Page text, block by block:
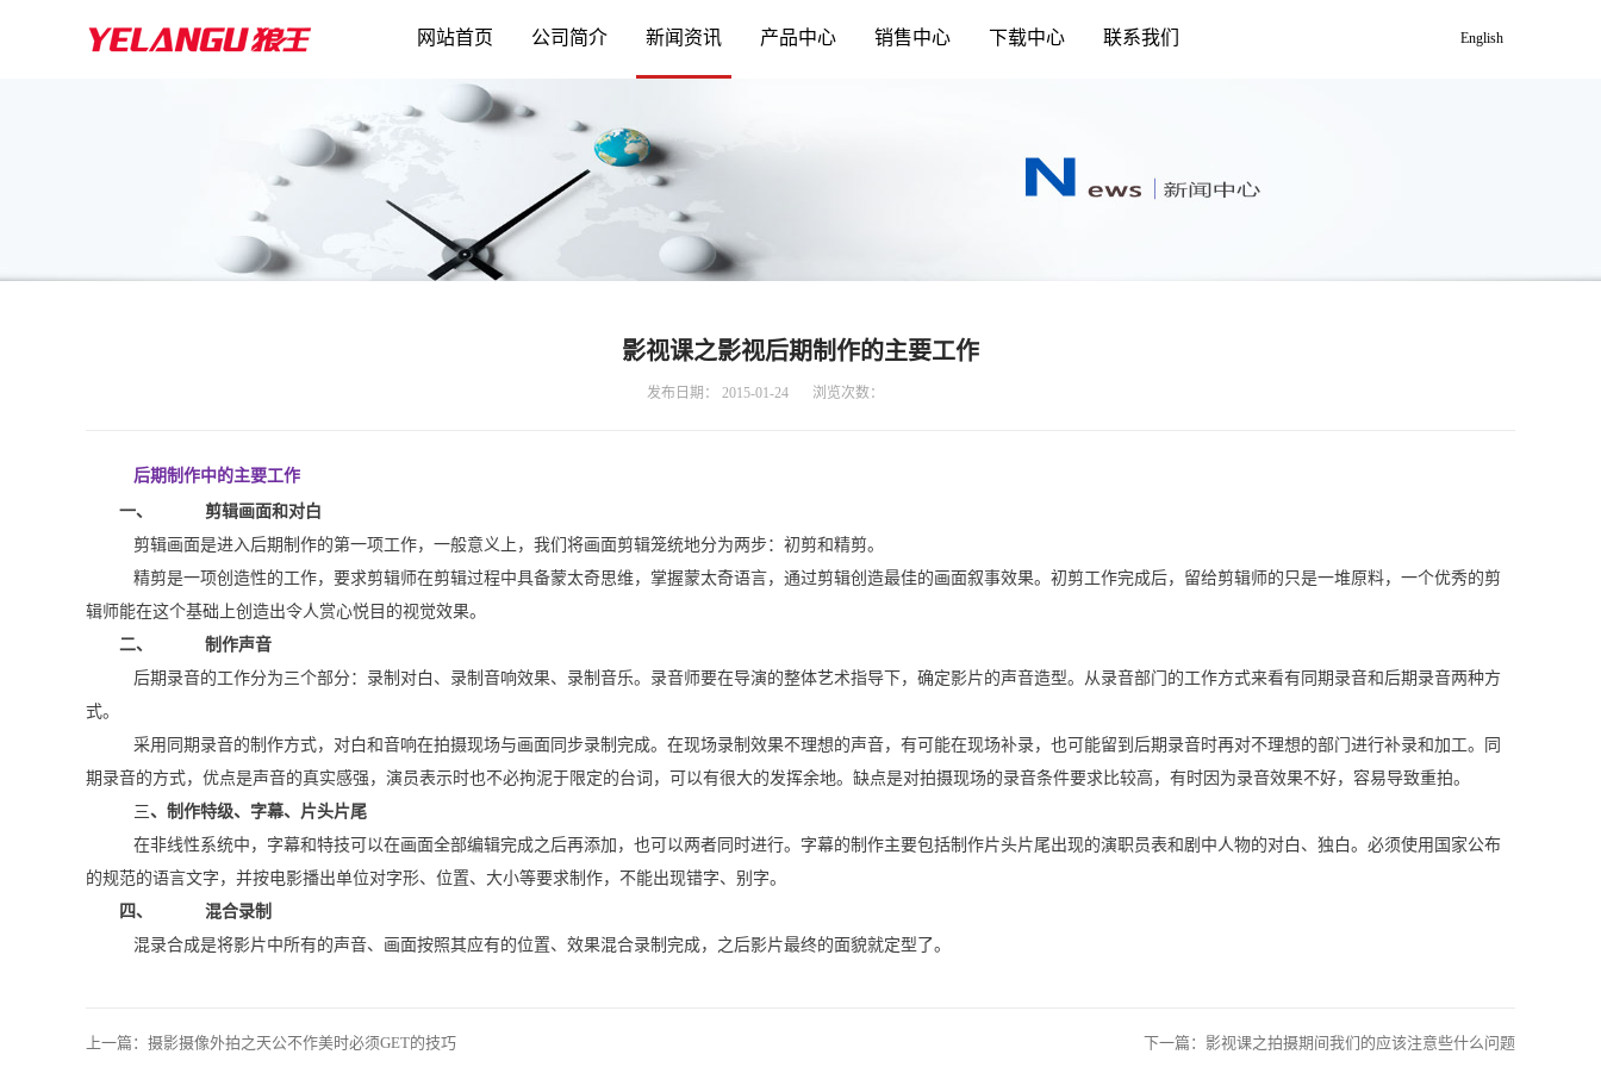
English
网站首页 公司简介 新闻资讯 产品中心 销售中心 下载中心 联系我们
影视课之影视后期制作的主要工作
发布日期： 2015-01-24 浏览次数：
后期制作中的主要工作
一、
剪辑画面和对白
剪辑画面是进入后期制作的第一项工作，一般意义上，我们将画面剪辑笼统地分为两步：初剪和精剪。
精剪是一项创造性的工作，要求剪辑师在剪辑过程中具备蒙太奇思维，掌握蒙太奇语言，通过剪辑创造最佳的画面叙事效果。初剪工作完成后，留给剪辑师的只是一堆原料，一个优秀的剪
辑师能在这个基础上创造出令人赏心悦目的视觉效果。
二、
制作声音
后期录音的工作分为三个部分：录制对白、录制音响效果、录制音乐。录音师要在导演的整体艺术指导下，确定影片的声音造型。从录音部门的工作方式来看有同期录音和后期录音两种方
式。
采用同期录音的制作方式，对白和音响在拍摄现场与画面同步录制完成。在现场录制效果不理想的声音，有可能在现场补录，也可能留到后期录音时再对不理想的部门进行补录和加工。同
期录音的方式，优点是声音的真实感强，演员表示时也不必拘泥于限定的台词，可以有很大的发挥余地。缺点是对拍摄现场的录音条件要求比较高，有时因为录音效果不好，容易导致重拍。
三、制作特级、字幕、片头片尾
在非线性系统中，字幕和特技可以在画面全部编辑完成之后再添加，也可以两者同时进行。字幕的制作主要包括制作片头片尾出现的演职员表和剧中人物的对白、独白。必须使用国家公布
的规范的语言文字，并按电影播出单位对字形、位置、大小等要求制作，不能出现错字、别字。
四、
混合录制
混录合成是将影片中所有的声音、画面按照其应有的位置、效果混合录制完成，之后影片最终的面貌就定型了。
上一篇： 摄影摄像外拍之天公不作美时必须GET的技巧 下一篇： 影视课之拍摄期间我们的应该注意些什么问题